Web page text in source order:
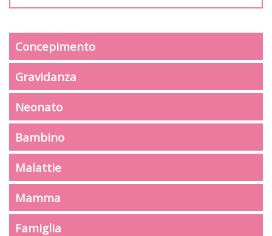
Concepimento
Gravidanza
Neonato
Bambino
Malattie
Mamma
Famiglia